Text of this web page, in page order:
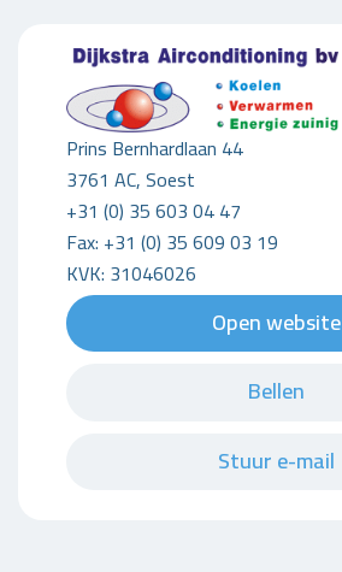
Prins Bernhardlaan 44
3761 AC, Soest
+31 (0) 35 603 04 47
Fax: +31 (0) 35 609 03 19
KVK: 31046026
Open website
Bellen
Stuur e-mail